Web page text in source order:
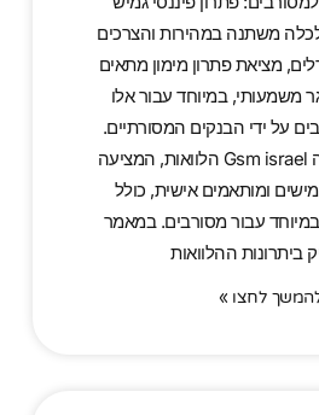
משתנה במהירות והצרכים
מציאת פתרון מימון מתאים
משמעותי, במיוחד עבור אלו
על ידי הבנקים המסורתיים.
כאן נכנסת לתמונה Gsm israel הלוואות, המציעה
ומותאמים אישית, כולל
עבור מסורבים. במאמר
ביתרונות ההלוואות
לחצו »